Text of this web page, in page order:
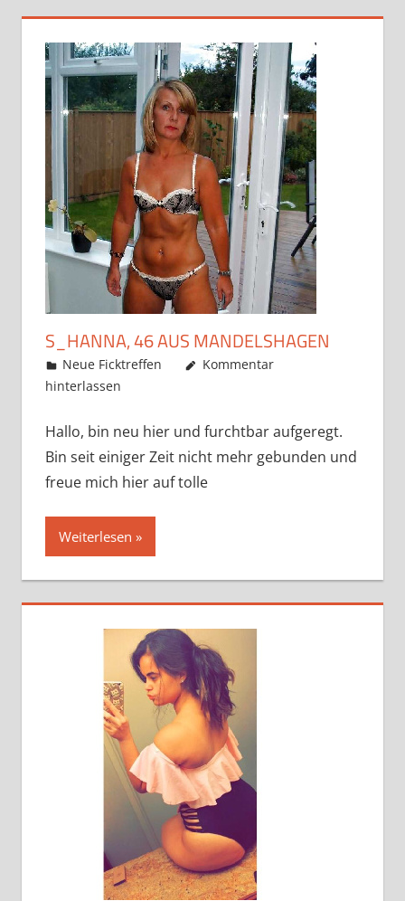
S_HANNA, 46 AUS MANDELSHAGEN
Mai 22, 2019
admino
Neue Ficktreffen
Kommentar
hinterlassen
Hallo, bin neu hier und furchtbar aufgeregt.
Bin seit einiger Zeit nicht mehr gebunden und
freue mich hier auf tolle
Weiterlesen